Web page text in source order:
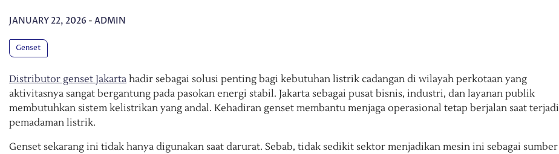
JANUARY 22, 2026 - ADMIN
Genset
Distributor genset Jakarta hadir sebagai solusi penting bagi kebutuhan listrik cadangan di wilayah perkotaan yang
aktivitasnya sangat bergantung pada pasokan energi stabil. Jakarta sebagai pusat bisnis, industri, dan layanan publik
membutuhkan sistem kelistrikan yang andal. Kehadiran genset membantu menjaga operasional tetap berjalan saat terjadi
pemadaman listrik.
Genset sekarang ini tidak hanya digunakan saat darurat. Sebab, tidak sedikit sektor menjadikan mesin ini sebagai sumber